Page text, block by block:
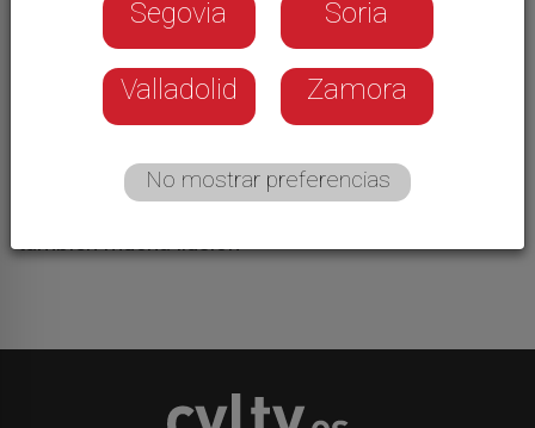
02/06/2026
Hoy han comenzado las Pruebas de Acceso a la
Universidad para más de dos mil estudiantes
leoneses. Tres días de exámenes que marcarán
su futuro académico y que arrancaban esta
mañana con la prueba de Lengua Castellana y
también mucha ilusión
Segovia Soria
Valladolid Zamora
No mostrar preferencias